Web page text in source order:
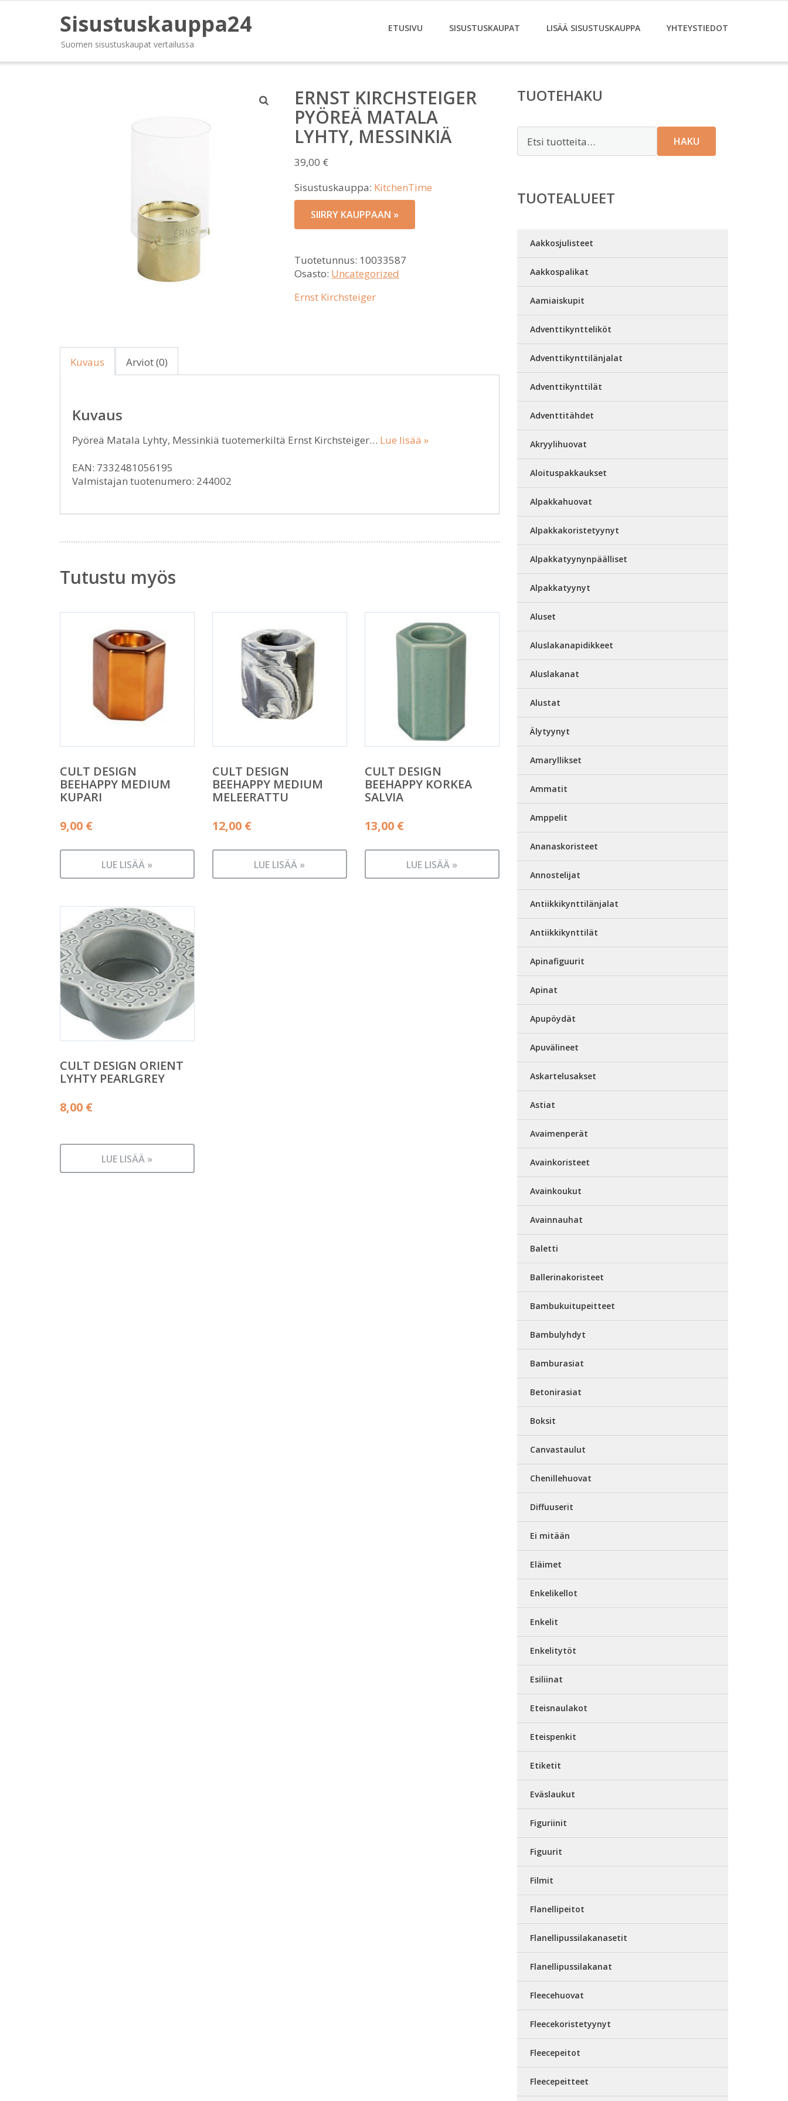
Sisustuskauppa24
Suomen sisustuskaupat vertailussa
ETUSIVU SISUSTUSKAUPAT LISÄÄ SISUSTUSKAUPPA YHTEYSTIEDOT
ERNST KIRCHSTEIGER
PYÖREÄ MATALA
LYHTY, MESSINKIÄ
39,00 €
Sisustuskauppa: KitchenTime
SIIRRY KAUPPAAN »
Tuotetunnus: 10033587
Osasto: Uncategorized
Ernst Kirchsteiger
Kuvaus Arviot (0)
Kuvaus
Pyöreä Matala Lyhty, Messinkiä tuotemerkiltä Ernst Kirchsteiger… Lue lisää »
EAN: 7332481056195
Valmistajan tuotenumero: 244002
Tutustu myös
CULT DESIGN
BEEHAPPY MEDIUM
KUPARI
9,00 €
LUE LISÄÄ »
CULT DESIGN
BEEHAPPY MEDIUM
MELEERATTU
12,00 €
LUE LISÄÄ »
CULT DESIGN
BEEHAPPY KORKEA
SALVIA
13,00 €
LUE LISÄÄ »
CULT DESIGN ORIENT
LYHTY PEARLGREY
8,00 €
LUE LISÄÄ »
TUOTEHAKU
HAKU
TUOTEALUEET
Aakkosjulisteet
Aakkospalikat
Aamiaiskupit
Adventtikyntteliköt
Adventtikynttilänjalat
Adventtikynttilät
Adventtitähdet
Akryylihuovat
Aloituspakkaukset
Alpakkahuovat
Alpakkakoristetyynyt
Alpakkatyynynpäälliset
Alpakkatyynyt
Aluset
Aluslakanapidikkeet
Aluslakanat
Alustat
Älytyynyt
Amaryllikset
Ammatit
Amppelit
Ananaskoristeet
Annostelijat
Antiikkikynttilänjalat
Antiikkikynttilät
Apinafiguurit
Apinat
Apupöydät
Apuvälineet
Askartelusakset
Astiat
Avaimenperät
Avainkoristeet
Avainkoukut
Avainnauhat
Baletti
Ballerinakoristeet
Bambukuitupeitteet
Bambulyhdyt
Bamburasiat
Betonirasiat
Boksit
Canvastaulut
Chenillehuovat
Diffuuserit
Ei mitään
Eläimet
Enkelikellot
Enkelit
Enkelitytöt
Esiliinat
Eteisnaulakot
Eteispenkit
Etiketit
Eväslaukut
Figuriinit
Figuurit
Filmit
Flanellipeitot
Flanellipussilakanasetit
Flanellipussilakanat
Fleecehuovat
Fleecekoristetyynyt
Fleecepeitot
Fleecepeitteet